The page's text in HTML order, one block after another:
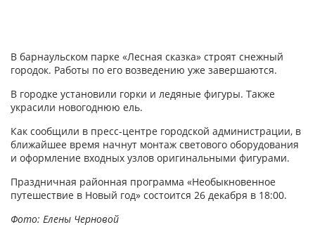
В барнаульском парке «Лесная сказка» строят снежный
городок. Работы по его возведению уже завершаются.
В городке установили горки и ледяные фигуры. Также
украсили новогоднюю ель.
Как сообщили в пресс-центре городской администрации, в
ближайшее время начнут монтаж светового оборудования
и оформление входных узлов оригинальными фигурами.
Праздничная районная программа «Необыкновенное
путешествие в Новый год» состоится 26 декабря в 18:00.
Фото: Елены Черновой